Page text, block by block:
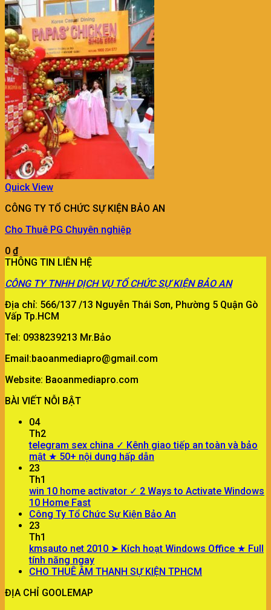
Quick View
CÔNG TY TỔ CHỨC SỰ KIỆN BẢO AN
Cho Thuê PG Chuyên nghiệp
0 ₫
THÔNG TIN LIÊN HỆ
CÔNG TY TNHH DỊCH VỤ TỔ CHỨC SỰ KIỆN BẢO AN
Địa chỉ: 566/137 /13 Nguyễn Thái Sơn, Phường 5 Quận Gò
Vấp Tp.HCM
Tel: 0938239213 Mr.Bảo
Email:baoanmediapro@gmail.com
Website: Baoanmediapro.com
BÀI VIẾT NỖI BẬT
04
Th2
telegram sex china ✓ Kênh giao tiếp an toàn và bảo
mật ★ 50+ nội dung hấp dẫn
23
Th1
win 10 home activator ✓ 2 Ways to Activate Windows
10 Home Fast
Công Ty Tổ Chức Sự Kiện Bảo An
23
Th1
kmsauto net 2010 ➤ Kích hoạt Windows Office ★ Full
tính năng ngay
CHO THUÊ ÂM THANH SỰ KIỆN TPHCM
ĐỊA CHỈ GOOLEMAP